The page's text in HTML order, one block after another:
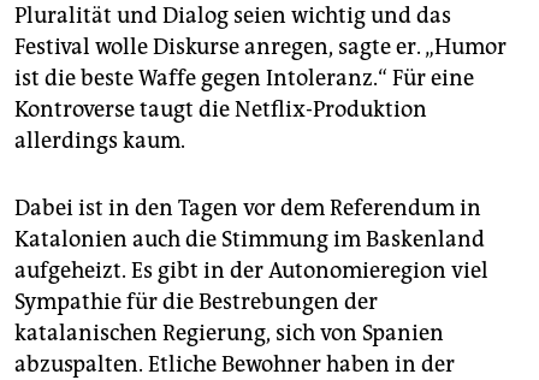
Pluralität und Dialog seien wichtig und das
Festival wolle Diskurse anregen, sagte er. „Humor
ist die beste Waffe gegen Intoleranz.“ Für eine
Kontroverse taugt die Netflix-Produktion
allerdings kaum.
Dabei ist in den Tagen vor dem Referendum in
Katalonien auch die Stimmung im Baskenland
aufgeheizt. Es gibt in der Autonomieregion viel
Sympathie für die Bestrebungen der
katalanischen Regierung, sich von Spanien
abzuspalten. Etliche Bewohner haben in der